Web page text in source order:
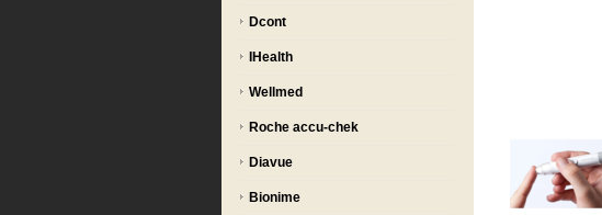
Dcont
IHealth
Wellmed
Roche accu-chek
Diavue
Bionime